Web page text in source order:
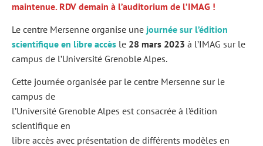
maintenue. RDV demain à l’auditorium de l’IMAG !
Le centre Mersenne organise une journée sur l’édition
scientifique en libre accès le 28 mars 2023 à l’IMAG sur le
campus de l’Université Grenoble Alpes.
Cette journée organisée par le centre Mersenne sur le
campus de
l’Université Grenoble Alpes est consacrée à l’édition
scientifique en
libre accès avec présentation de différents modèles en